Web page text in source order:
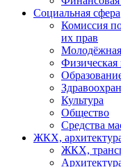
Социальная сфера
Комиссия
их прав
Физическая
Культура
Общество
Средства
ЖКХ,
ЖКХ,